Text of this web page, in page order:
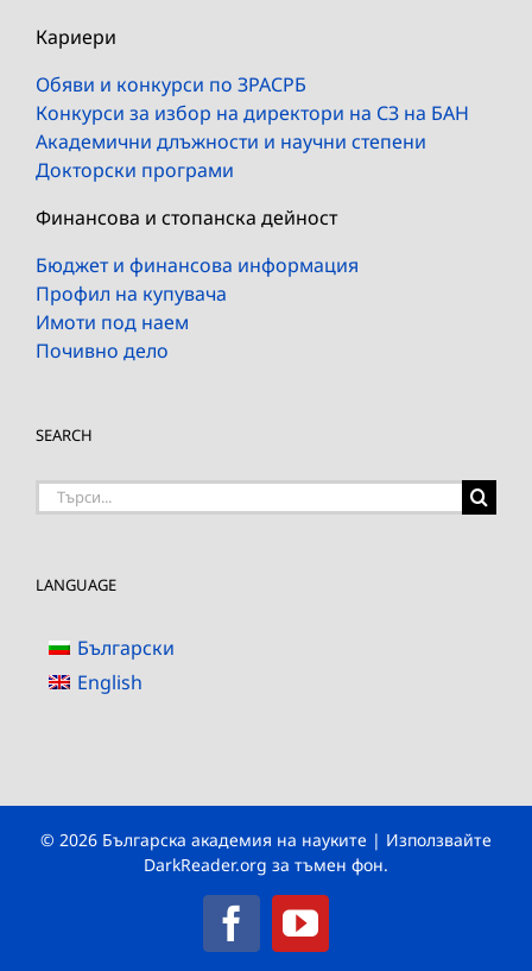
Кариери
Обяви и конкурси по ЗРАСРБ
Конкурси за избор на директори на СЗ на БАН
Академични длъжности и научни степени
Докторски програми
Финансова и стопанска дейност
Бюджет и финансова информация
Профил на купувача
Имоти под наем
Почивно дело
SEARCH
Търсене
LANGUAGE
Български
English
© 2026 Българска академия на науките | Използвайте
DarkReader.org за тъмен фон.
FacebookYouTube